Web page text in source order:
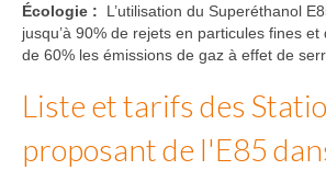
Écologie : L’utilisation du Superéthanol
jusqu’à 90% de rejets en particules fines
de 60% les émissions de gaz à effet de
Liste et tarifs des
proposant de l'E85